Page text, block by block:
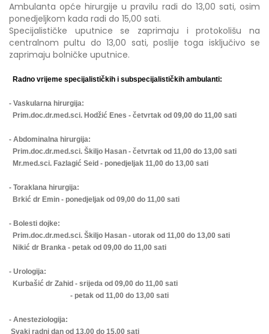
Ambulanta opće hirurgije u pravilu radi do 13,00 sati, osim
ponedjeljkom kada radi do 15,00 sati.
Specijalističke uputnice se zaprimaju i protokolišu na
centralnom pultu do 13,00 sati, poslije toga isključivo se
zaprimaju bolničke uputnice.
Radno vrijeme specijalističkih i subspecijalističkih ambulanti:
- Vaskularna hirurgija:
Prim.doc.dr.med.sci. Hodžić Enes - četvrtak od 09,00 do 11,00 sati
- Abdominalna hirurgija:
Prim.doc.dr.med.sci. Škiljo Hasan - četvrtak od 11,00 do 13,00 sati
Mr.med.sci. Fazlagić Seid - ponedjeljak 11,00 do 13,00 sati
- Toraklana hirurgija:
Brkić dr Emin - ponedjeljak od 09,00 do 11,00 sati
- Bolesti dojke:
Prim.doc.dr.med.sci. Škiljo Hasan - utorak od 11,00 do 13,00 sati
Nikić dr Branka - petak od 09,00 do 11,00 sati
- Urologija:
Kurbašić dr Zahid - srijeda od 09,00 do 11,00 sati
- petak od 11,00 do 13,00 sati
- Anesteziologija:
Svaki radni dan od 13,00 do 15,00 sati